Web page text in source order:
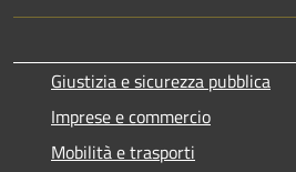
Giustizia e sicurezza pubblica
Imprese e commercio
Mobilità e trasporti